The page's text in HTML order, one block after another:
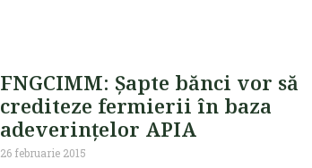
FNGCIMM: Șapte bănci vor să
crediteze fermierii în baza
adeverințelor APIA
26 februarie 2015